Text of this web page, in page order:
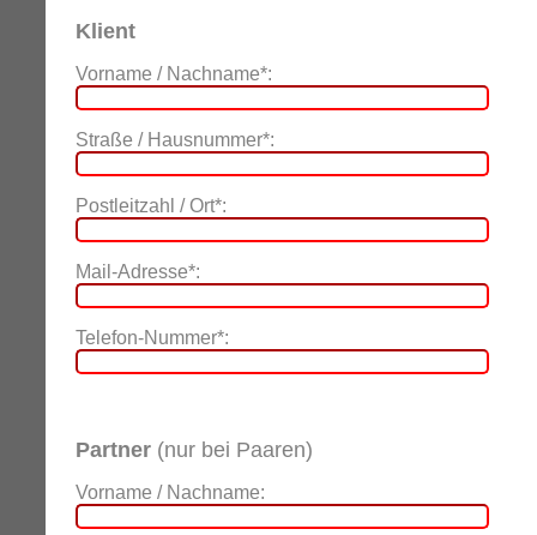
Klient
Vorname / Nachname*:
Straße / Hausnummer*:
Postleitzahl / Ort*:
Mail-Adresse*:
Telefon-Nummer*:
Partner (nur bei Paaren)
Vorname / Nachname: